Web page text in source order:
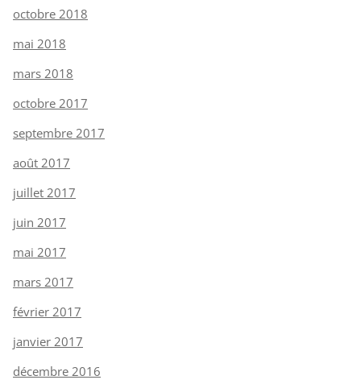
octobre 2018
mai 2018
mars 2018
octobre 2017
septembre 2017
août 2017
juillet 2017
juin 2017
mai 2017
mars 2017
février 2017
janvier 2017
décembre 2016